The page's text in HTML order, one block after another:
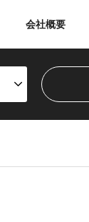
会社概要